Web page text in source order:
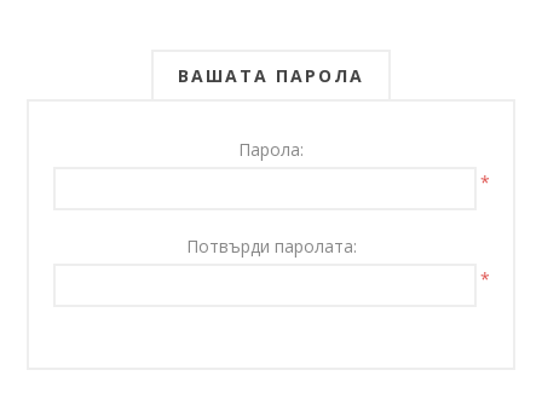
ВАШАТА ПАРОЛА
Парола:
*
Потвърди паролата:
*